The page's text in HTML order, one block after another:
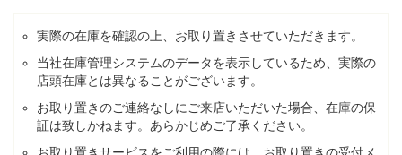
実際の在庫を確認の上、お取り置きさせていただきます。
当社在庫管理システムのデータを表示しているため、実際の
店頭在庫とは異なることがございます。
お取り置きのご連絡なしにご来店いただいた場合、在庫の保
証は致しかねます。あらかじめご了承ください。